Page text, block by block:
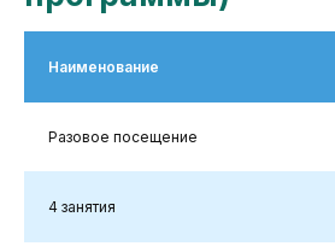
Наименование
Разовое посещение
4 занятия